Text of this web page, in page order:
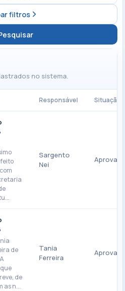
filtros
no sistema.
Responsável Situação
Sargento
Nei
de
de
as n...
Tania
Ferreira